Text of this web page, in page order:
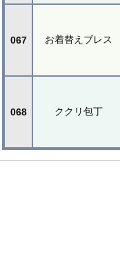
067 お着替えブレス
068 ククリ包丁